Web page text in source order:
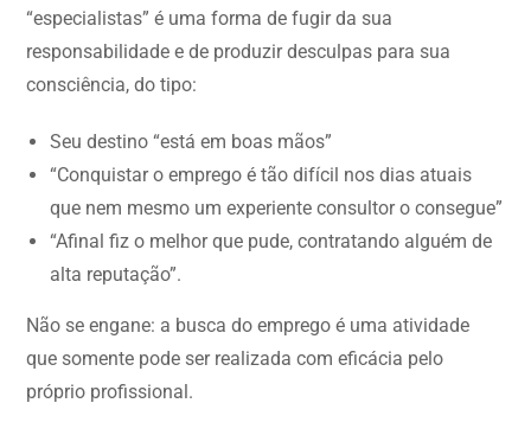
“especialistas” é uma forma de fugir da sua
responsabilidade e de produzir desculpas para sua
consciência, do tipo:
Seu destino “está em boas mãos”
“Conquistar o emprego é tão difícil nos dias atuais
que nem mesmo um experiente consultor o consegue”
“Afinal fiz o melhor que pude, contratando alguém de
alta reputação”.
Não se engane: a busca do emprego é uma atividade
que somente pode ser realizada com eficácia pelo
próprio profissional.